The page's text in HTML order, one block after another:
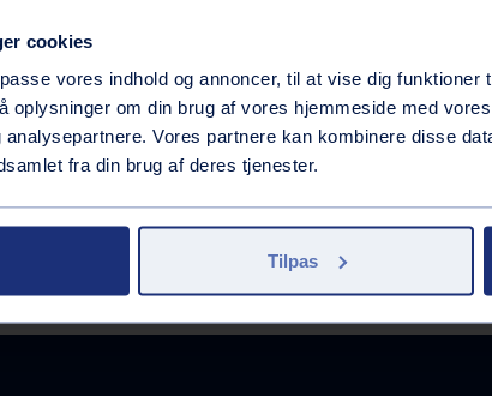
cookies
vores indhold og annoncer, til at vise dig funktioner
oplysninger om din brug af vores hjemmeside med
Vores partnere kan kombinere disse
fra din brug af deres tjenester.
Tilpas
Håndkøbsmedicin
Andre services
Inkluderede services
Vask med appen